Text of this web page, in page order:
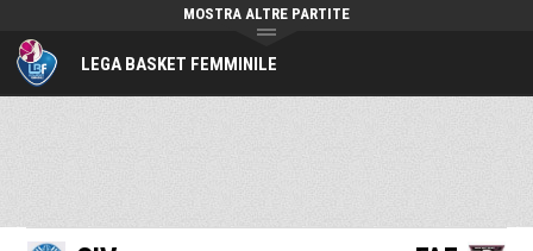
LEGA BASKET FEMMINILE
MOSTRA ALTRE PARTITE